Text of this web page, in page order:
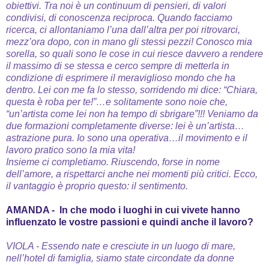
obiettivi. Tra noi è un continuum di pensieri, di valori
condivisi, di conoscenza reciproca. Quando facciamo
ricerca, ci allontaniamo l’una dall’altra per poi ritrovarci,
mezz’ora dopo, con in mano gli stessi pezzi! Conosco mia
sorella, so quali sono le cose in cui riesce davvero a rendere
il massimo di se stessa e cerco sempre di metterla in
condizione di esprimere il meraviglioso mondo che ha
dentro. Lei con me fa lo stesso, sorridendo mi dice: “Chiara,
questa è roba per te!”…e solitamente sono noie che,
“un’artista come lei non ha tempo di sbrigare”!!! Veniamo da
due formazioni completamente diverse: lei è un’artista…
astrazione pura. Io sono una operativa…il movimento e il
lavoro pratico sono la mia vita!
Insieme ci completiamo. Riuscendo, forse in nome
dell’amore, a rispettarci anche nei momenti più critici. Ecco,
il vantaggio è proprio questo: il sentimento.
AMANDA - In che modo i luoghi in cui vivete hanno
influenzato le vostre passioni e quindi anche il lavoro?
VIOLA - Essendo nate e cresciute in un luogo di mare,
nell’hotel di famiglia, siamo state circondate da donne